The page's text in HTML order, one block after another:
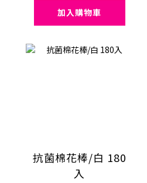
加入購物車
抗菌棉花棒/白 180
入